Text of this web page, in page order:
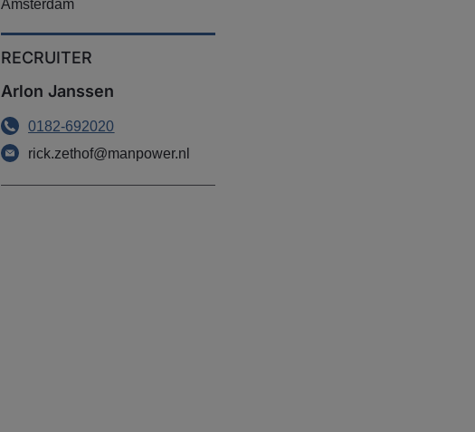
Amsterdam
RECRUITER
Arlon Janssen
0182-692020
rick.zethof@manpower.nl